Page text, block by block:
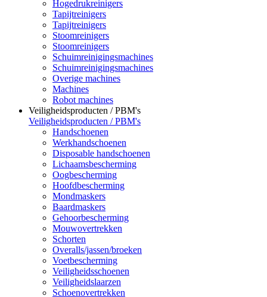
Hogedrukreinigers
Tapijtreinigers
Tapijtreinigers
Stoomreinigers
Stoomreinigers
Schuimreinigingsmachines
Schuimreinigingsmachines
Overige machines
Machines
Robot machines
Veiligheidsproducten / PBM's
Veiligheidsproducten / PBM's
Handschoenen
Werkhandschoenen
Disposable handschoenen
Lichaamsbescherming
Oogbescherming
Hoofdbescherming
Mondmaskers
Baardmaskers
Gehoorbescherming
Mouwovertrekken
Schorten
Overalls/jassen/broeken
Voetbescherming
Veiligheidsschoenen
Veiligheidslaarzen
Schoenovertrekken